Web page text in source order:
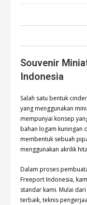
Souvenir
Indonesia
Salah satu bentuk
yang menggunakan
mempunyai konsep
bahan logam kuningan
membentuk sebuah
menggunakan akrilik
Dalam proses
Freeport Indonesia,
standar kami. Mulai
terbaik, teknis